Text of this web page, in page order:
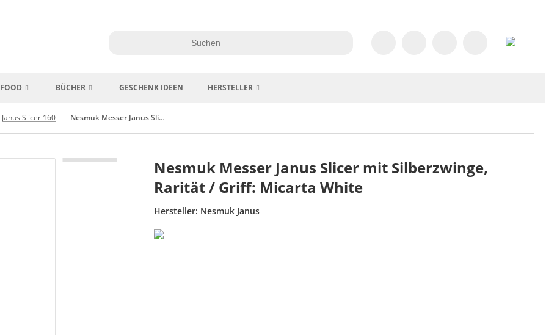
FOOD BÜCHER GESCHENK IDEEN HERSTELLER
Janus Slicer 160 Nesmuk Messer Janus Slicer mit Silberzwinge, Rarität / Griff: Micarta White
Nesmuk Messer Janus Slicer mit Silberzwinge,
Rarität / Griff: Micarta White
Hersteller: Nesmuk Janus